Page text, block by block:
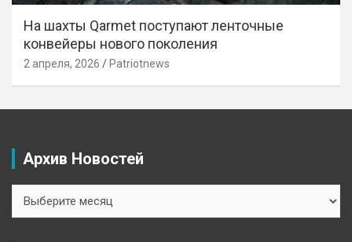
На шахты Qarmet поступают ленточные
конвейеры нового поколения
2 апреля, 2026 Patriotnews
Архив Новостей
Новостей